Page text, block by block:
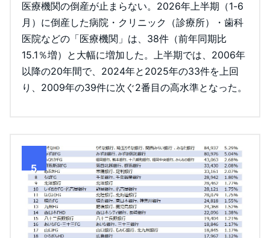
医療機関の倒産が止まらない。2026年上半期（1-6
月）に倒産した病院・クリニック（診療所）・歯科
医院などの「医療機関」は、38件（前年同期比
15.1％増）と大幅に増加した。上半期では、2006年
以降の20年間で、2024年と2025年の33件を上回
り、2009年の39件に次ぐ2番目の高水準となった。
5